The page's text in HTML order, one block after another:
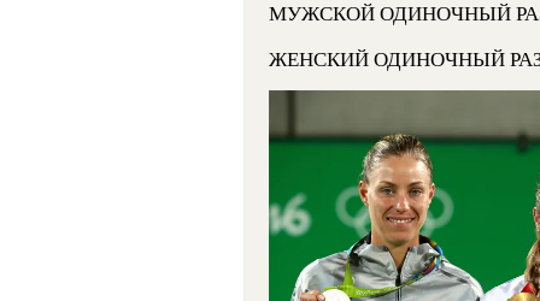
МУЖСКОЙ ОДИНОЧНЫЙ
ЖЕНСКИЙ ОДИНОЧНЫЙ